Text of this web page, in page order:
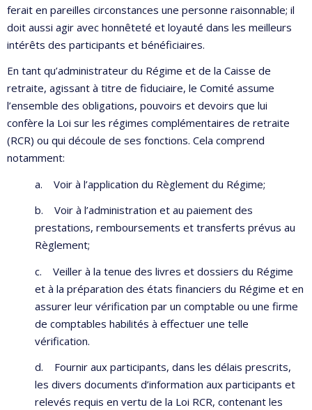
ferait en pareilles circonstances une personne raisonnable; il
doit aussi agir avec honnêteté et loyauté dans les meilleurs
intérêts des participants et bénéficiaires.
En tant qu’administrateur du Régime et de la Caisse de
retraite, agissant à titre de fiduciaire, le Comité assume
l’ensemble des obligations, pouvoirs et devoirs que lui
confère la Loi sur les régimes complémentaires de retraite
(RCR) ou qui découle de ses fonctions. Cela comprend
notamment:
a. Voir à l’application du Règlement du Régime;
b. Voir à l’administration et au paiement des
prestations, remboursements et transferts prévus au
Règlement;
c. Veiller à la tenue des livres et dossiers du Régime
et à la préparation des états financiers du Régime et en
assurer leur vérification par un comptable ou une firme
de comptables habilités à effectuer une telle
vérification.
d. Fournir aux participants, dans les délais prescrits,
les divers documents d’information aux participants et
relevés requis en vertu de la Loi RCR, contenant les